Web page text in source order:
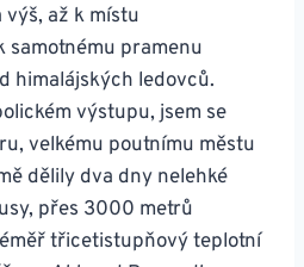
až k místu
samotnému pramenu
himalájských ledovců.
výstupu, jsem se
velkému poutnímu městu
dělily dva dny nelehké
přes 3000 metrů
třicetistupňový teplotní